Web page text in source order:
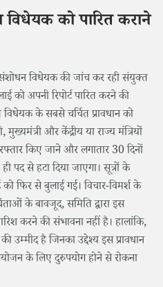
को पारित कराने
विधेयक की जांच कर रही संयुक्त
को अपनी रिपोर्ट पारित करने की
के सबसे चर्चित प्रावधान को
और केंद्रीय या राज्य मंत्रियों
किए जाने और लगातार 30 दिनों
पद से हटा दिया जाएगा। सूत्रों के
फिर से बुलाई गई। विचार-विमर्श के
के बावजूद, समिति द्वारा इस
करने की संभावना नहीं है। हालांकि,
उम्मीद है जिनका उद्देश्य इस प्रावधान
के लिए दुरुपयोग होने से रोकना